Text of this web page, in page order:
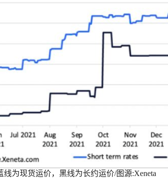
为现货运价，黑线为长约运价/图源:Xeneta